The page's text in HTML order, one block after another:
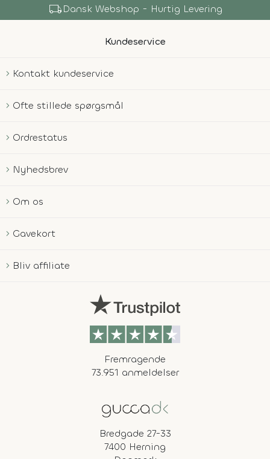
local_shippingDansk Webshop - Hurtig Levering
Kundeservice
Kontakt kundeservice
Ofte stillede spørgsmål
Ordrestatus
Nyhedsbrev
Om os
Gavekort
Bliv affiliate
Fremragende
73.951 anmeldelser
Bredgade 27-33
7400 Herning